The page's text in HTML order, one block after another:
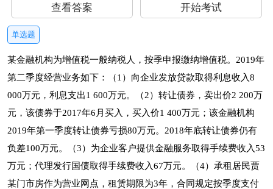
查看答案 开始考试
单选题
某金融机构为增值税一般纳税人，按季申报缴纳增值税。2019年
第二季度经营业务如下：（1）向企业发放贷款取得利息收入8
000万元，利息支出1 600万元。（2）转让债券，卖出价2 200万
元，该债券于2017年6月买入，买入价1 400万元；该金融机构
2019年第一季度转让债券亏损80万元。2018年底转让债券仍有
负差100万元。（3）为企业客户提供金融服务取得手续费收入53
万元；代理发行国债取得手续费收入67万元。（4）承租居民贾
某门市房作为营业网点，租赁期限为3年，合同规定按季度支付